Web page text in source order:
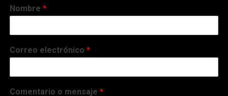
Nombre*
Correo electrónico*
Comentario o mensaje*